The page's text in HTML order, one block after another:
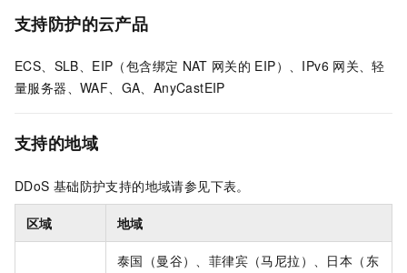
支持防护的云产品
ECS、SLB、EIP（包含绑定 NAT 网关的 EIP）、IPv6 网关、轻
量服务器、WAF、GA、AnyCastEIP
支持的地域
DDoS 基础防护支持的地域请参见下表。
区域 地域
泰国（曼谷）、菲律宾（马尼拉）、日本（东